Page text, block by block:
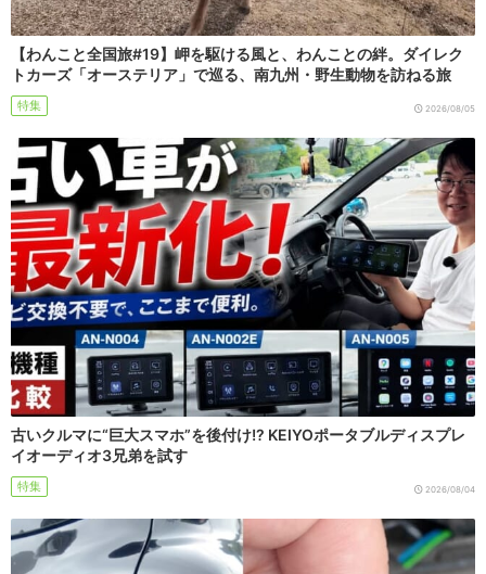
【わんこと全国旅#19】岬を駆ける風と、わんことの絆。ダイレク
トカーズ「オーステリア」で巡る、南九州・野生動物を訪ねる旅
特集 2026/08/05
古いクルマに“巨大スマホ”を後付け!? KEIYOポータブルディスプレ
イオーディオ3兄弟を試す
特集 2026/08/04